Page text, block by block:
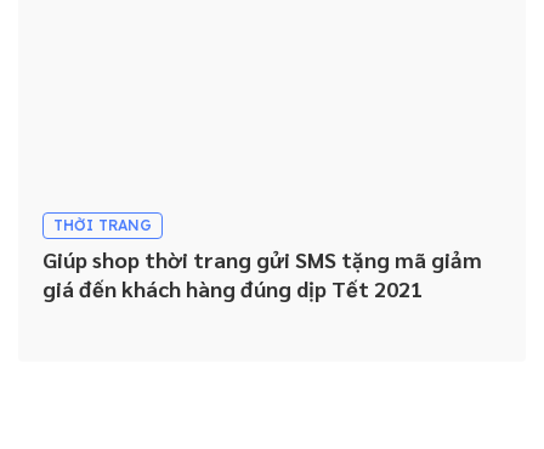
THỜI TRANG
Giúp shop thời trang gửi SMS tặng mã giảm
giá đến khách hàng đúng dịp Tết 2021